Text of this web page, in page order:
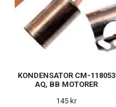
KONDENSATOR CM-118053
AQ, BB MOTORER
145 kr